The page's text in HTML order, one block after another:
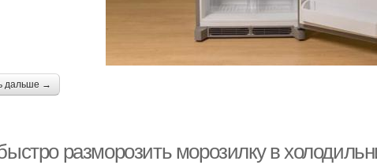
дальше →
разморозить морозилку в